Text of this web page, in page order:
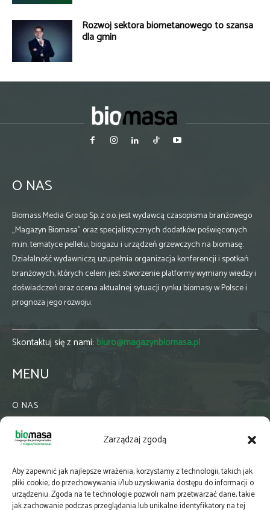
Zarządzaj zgodą
Aby zapewnić jak najlepsze wrażenia, korzystamy z technologii, takich jak
pliki cookie, do przechowywania i/lub uzyskiwania dostępu do informacji o
urządzeniu. Zgoda na te technologie pozwoli nam przetwarzać dane, takie
jak zachowanie podczas przeglądania lub unikalne identyfikatory na tej
Rozwój sektora biometanowego to szansa
dla gmin
O NAS
Biomass Media Group Sp. z o.o. jest wydawcą czasopisma branżowego
„Magazyn Biomasa” oraz specjalistycznych dodatków poświęconych
m.in. tematyce pelletu, biogazu i urządzeń grzewczych na biomasę.
Działalność wydawniczą uzupełnia organizacja konferencji i spotkań
branżowych, których celem jest stworzenie platformy wymiany wiedzy i
doświadczeń oraz ocena aktualnej sytuacji rynku biomasy w Polsce i
prognoza jego rozwoju.
Skontaktuj się z nami: biuro@magazynbiomasa.pl
MENU
O NAS
WSPÓŁPRACA
PRENUMERATA
NEWSLETTER